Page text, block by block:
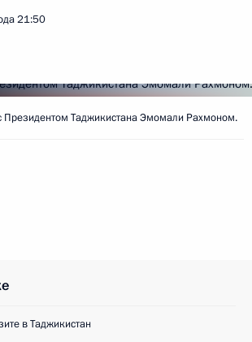
21:50
Президентом Таджикистана Эмомали Рахмоном.
в Таджикистан